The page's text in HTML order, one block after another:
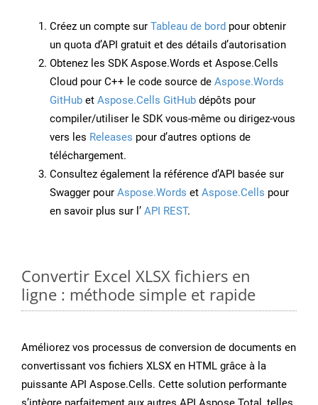
Créez un compte sur Tableau de bord pour obtenir
un quota d’API gratuit et des détails d’autorisation
Obtenez les SDK Aspose.Words et Aspose.Cells
Cloud pour C++ le code source de Aspose.Words
GitHub et Aspose.Cells GitHub dépôts pour
compiler/utiliser le SDK vous-même ou dirigez-vous
vers les Releases pour d’autres options de
téléchargement.
Consultez également la référence d’API basée sur
Swagger pour Aspose.Words et Aspose.Cells pour
en savoir plus sur l’ API REST.
Convertir Excel XLSX fichiers en
ligne : méthode simple et rapide
Améliorez vos processus de conversion de documents en
convertissant vos fichiers XLSX en HTML grâce à la
puissante API Aspose.Cells. Cette solution performante